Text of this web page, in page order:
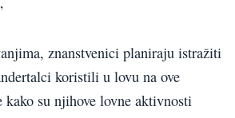
znanstvenici planiraju istražiti
koristili u lovu na ove
kako su njihove lovne aktivnosti